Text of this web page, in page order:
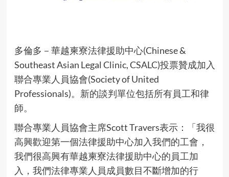
多倫多－華越柬寮法律援助中心(Chinese &
Southeast Asian Legal Clinic, CSALC)投票贊成加入
聯合專業人員協會(Society of United
Professionals)。新的談判單位包括所有員工和律
師。
聯合專業人員協會主席Scott Travers表示：「我很
高興歡迎第一個法律援助中心加入我們的工會，
我們很高興有華越柬寮法律援助中心的員工加
入，我們法律專業人員成員數目不斷增加的行